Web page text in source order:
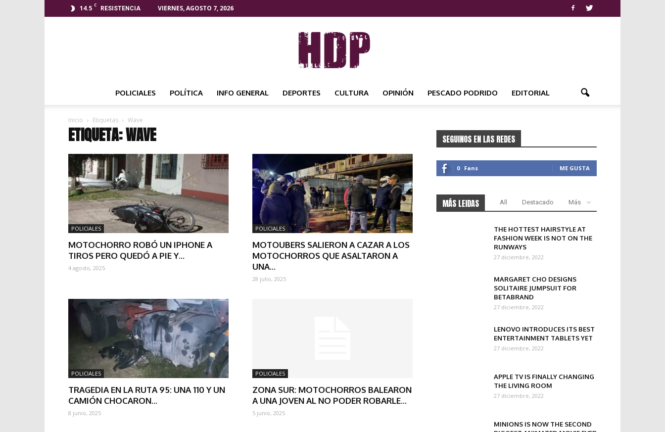
14.5 C
RESISTENCIA VIERNES, AGOSTO 7, 2026
NOTICIAS
POLICIALES POLÍTICA INFO GENERAL DEPORTES CULTURA OPINIÓN PESCADO PODRIDO EDITORIAL
Inicio Etiquetas Wave
ETIQUETA: WAVE
POLICIALES
MOTOCHORRO ROBÓ UN IPHONE A
TIROS PERO QUEDÓ A PIE Y...
4 agosto, 2025
POLICIALES
MOTOUBERS SALIERON A CAZAR A LOS
MOTOCHORROS QUE ASALTARON A
UNA...
28 julio, 2025
POLICIALES
TRAGEDIA EN LA RUTA 95: UNA 110 Y UN
CAMIÓN CHOCARON...
8 junio, 2025
POLICIALES
ZONA SUR: MOTOCHORROS BALEARON
A UNA JOVEN AL NO PODER ROBARLE...
5 junio, 2025
SEGUINOS EN LAS REDES
0 Fans ME GUSTA
MÁS LEIDAS All Destacado Más
THE HOTTEST HAIRSTYLE AT
FASHION WEEK IS NOT ON THE
RUNWAYS
27 diciembre, 2022
MARGARET CHO DESIGNS
SOLITAIRE JUMPSUIT FOR
BETABRAND
27 diciembre, 2022
LENOVO INTRODUCES ITS BEST
ENTERTAINMENT TABLETS YET
27 diciembre, 2022
APPLE TV IS FINALLY CHANGING
THE LIVING ROOM
27 diciembre, 2022
MINIONS IS NOW THE SECOND